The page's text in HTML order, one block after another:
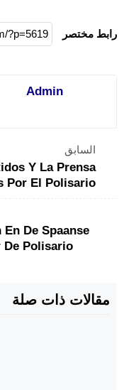
رابط مختصر
Admin
السابق
Y La Prensa
El Polisario”
De Spaanse
Polisario".
مقالات ذات صلة